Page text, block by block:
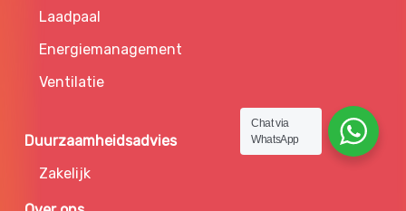
Laadpaal
Energiemanagement
Ventilatie
Duurzaamheidsadvies
Zakelijk
Chat via
WhatsApp